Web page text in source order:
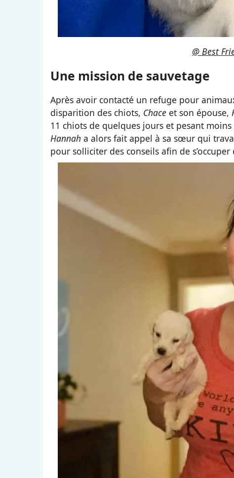
@ Best
Une mission de sauvetage
Après avoir contacté un refuge pour
disparition des chiots, Chace et son épouse,
11 chiots de quelques jours et pesant
Hannah a alors fait appel à sa sœur qui
pour solliciter des conseils afin de